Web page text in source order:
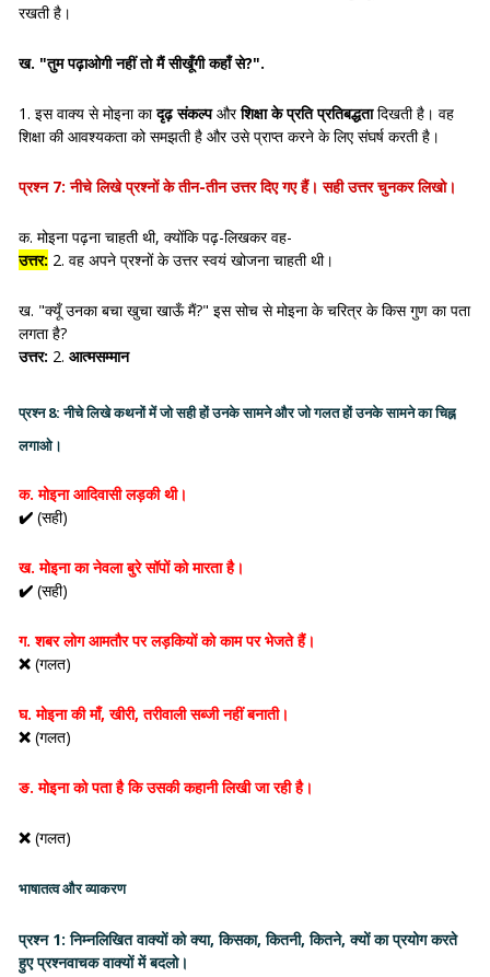
रखती है।
ख. "तुम पढ़ाओगी नहीं तो मैं सीखूँगी कहाँ से?".
1. इस वाक्य से मोइना कादृढ़ संकल्पऔरशिक्षा के प्रति प्रतिबद्धतादिखती है। वह
शिक्षा की आवश्यकता को समझती है और उसे प्राप्त करने के लिए संघर्ष करती है।
प्रश्न 7: नीचे लिखे प्रश्नों के तीन-तीन उत्तर दिए गए हैं। सही उत्तर चुनकर लिखो।
क. मोइना पढ़ना चाहती थी, क्योंकि पढ़-लिखकर वह-
उत्तर: 2. वह अपने प्रश्नों के उत्तर स्वयं खोजना चाहती थी।
ख. "क्यूँ उनका बचा खुचा खाऊँ मैं?" इस सोच से मोइना के चरित्र के किस गुण का पता
लगता है?
उत्तर: 2. आत्मसम्मान
प्रश्न 8:नीचे लिखे कथनों में जो सही हों उनके सामने और जो गलत हों उनके सामने का चिह्न
लगाओ।
क. मोइना आदिवासी लड़की थी।
✔️ (सही)
ख. मोइना का नेवला बुरे सॉपों को मारता है।
✔️ (सही)
ग. शबर लोग आमतौर पर लड़कियों को काम पर भेजते हैं।
❌ (गलत)
घ. मोइना की माँ, खीरी, तरीवाली सब्जी नहीं बनाती।
❌ (गलत)
ङ. मोइना को पता है कि उसकी कहानी लिखी जा रही है।
❌ (गलत)
भाषातत्व और व्याकरण
प्रश्न 1: निम्नलिखित वाक्यों कोक्या,किसका,कितनी,कितने,क्योंका प्रयोग करते
हुए प्रश्नवाचक वाक्यों में बदलो।